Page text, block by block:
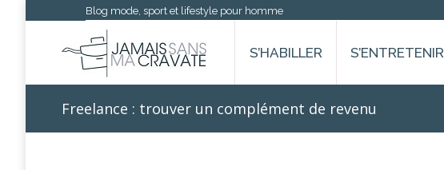
Blog mode, sport et lifestyle pour homme
S’HABILLER S’ENTRETENIR
Freelance : trouver un complément de revenu